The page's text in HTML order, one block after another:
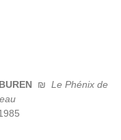
₪Le Phénix de